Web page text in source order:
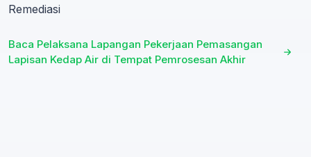
Remediasi
Baca Pelaksana Lapangan Pekerjaan Pemasangan
Lapisan Kedap Air di Tempat Pemrosesan Akhir